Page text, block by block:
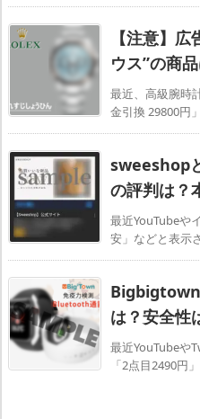
【注意】
ウス”の商
最近、高級腕時
金引換 29800円
sweeshop
の評判は？
最近YouTubeや
安」などと表示
Bigbigtown
は？安全性
最近YouTubeや
「2点目2490円